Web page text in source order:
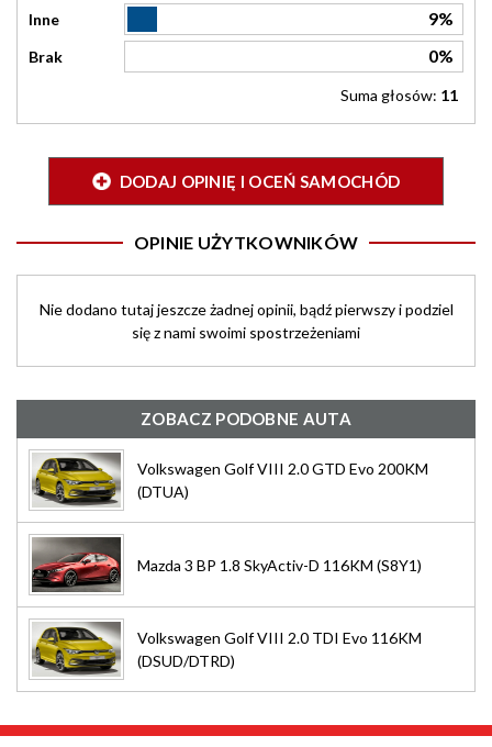
Inne 9%
Brak 0%
Suma głosów: 11
DODAJ OPINIĘ I OCEŃ SAMOCHÓD
OPINIE UŻYTKOWNIKÓW
Nie dodano tutaj jeszcze żadnej opinii, bądź pierwszy i podziel
się z nami swoimi spostrzeżeniami
ZOBACZ PODOBNE AUTA
Volkswagen Golf VIII 2.0 GTD Evo 200KM
(DTUA)
Mazda 3 BP 1.8 SkyActiv-D 116KM (S8Y1)
Volkswagen Golf VIII 2.0 TDI Evo 116KM
(DSUD/DTRD)